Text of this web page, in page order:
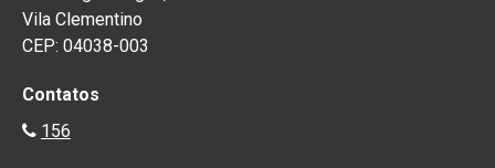
Vila Clementino
CEP: 04038-003
Contatos
156